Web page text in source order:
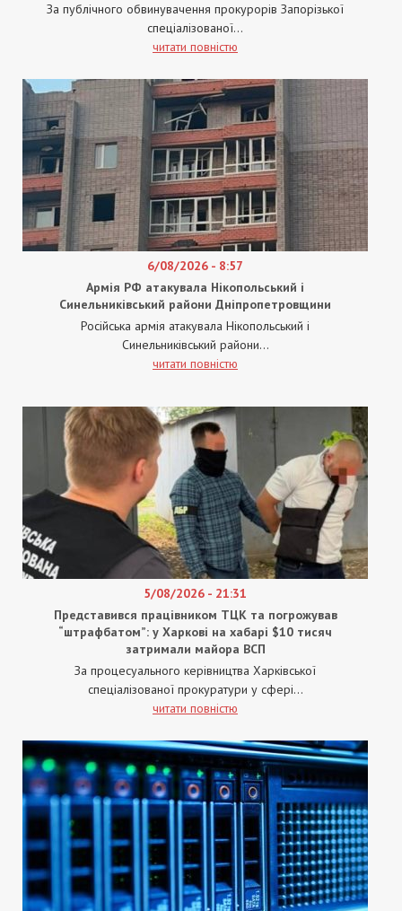
За публічного обвинувачення прокурорів Запорізької
спеціалізованої...
читати повністю
6/08/2026 - 8:57
Армія РФ атакувала Нікопольський і
Синельниківський райони Дніпропетровщини
Російська армія атакувала Нікопольський і
Синельниківський райони...
читати повністю
5/08/2026 - 21:31
Представився працівником ТЦК та погрожував
“штрафбатом”: у Харкові на хабарі $10 тисяч
затримали майора ВСП
За процесуального керівництва Харківської
спеціалізованої прокуратури у сфері...
читати повністю